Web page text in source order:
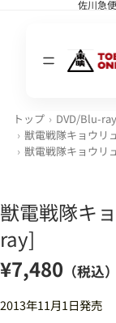
佐川急
トップ DVD/Blu-ray
獣電戦隊キョウリ
獣電戦隊キョウ
獣電戦隊キ
ray]
¥7,480 （税込）
2013年11月1日発売